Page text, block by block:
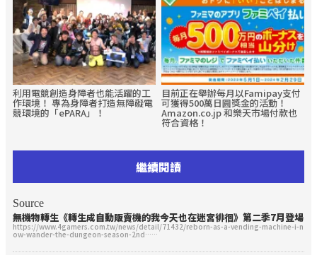
利用電競創造身障者也能活躍的工
作環境！ 專為身障者打造無障礙電
競環境的「ePARA」！
目前正在舉辦每月以Famipay支付
可獲得500萬日圓獎金的活動！
Amazon.co.jp 和樂天市場付款也
符合資格！
繼續閱讀
Source
無機物轉生《轉生成自動販賣機的我今天也在迷宮徘徊》第二季7月登場
https://www.4gamers.com.tw/news/detail/71432/reborn-as-a-vending-machine-i-n
ow-wander-the-dungeon-season-2nd……